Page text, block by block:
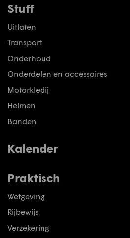
Stuff
Uitlaten
Transport
Onderhoud
Onderdelen en accessoires
Motorkledij
Helmen
Banden
Kalender
Praktisch
Wetgeving
Rijbewijs
Verzekering